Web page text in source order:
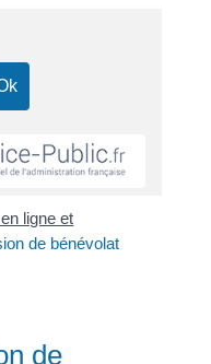
ligne et
de bénévolat
de